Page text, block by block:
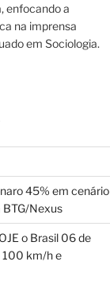
enfocando a
na imprensa
em Sociologia.
45% em cenário
BTG/Nexus
o Brasil 06 de
100 km/h e